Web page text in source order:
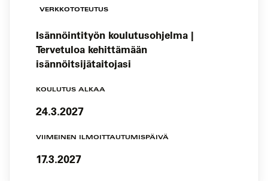
VERKKOTOTEUTUS
Isännöintityön koulutusohjelma |
Tervetuloa kehittämään
isännöitsijätaitojasi
KOULUTUS ALKAA
24.3.2027
VIIMEINEN ILMOITTAUTUMISPÄIVÄ
17.3.2027